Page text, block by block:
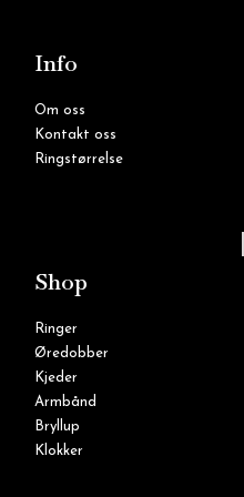
Info
Om oss
Kontakt oss
Ringstørrelse
Shop
Ringer
Øredobber
Kjeder
Armbånd
Bryllup
Klokker